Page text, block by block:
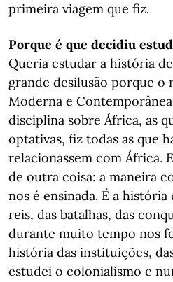
primeira viagem que fiz.
Porque é que decidiu
Queria estudar a história
grande desilusão porque o
Moderna e
disciplina sobre África, as
optativas, fiz todas as que
relacionassem com África.
de outra coisa: a maneira
nos é ensinada. É a
reis, das batalhas, das
durante muito tempo nos
história das instituições,
estudei o colonialismo e